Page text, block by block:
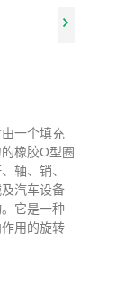
一个填充
橡胶O型圈
轴、销、
汽车设备
它是一种
用的旋转